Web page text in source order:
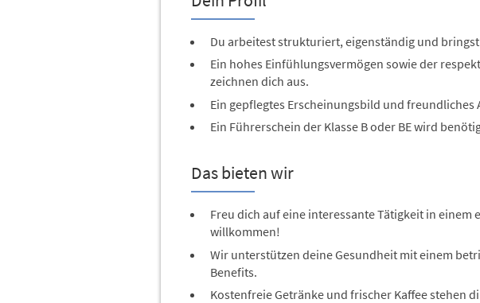
Du arbeitest strukturiert, eigenständig und
Ein hohes Einfühlungsvermögen sowie der
zeichnen dich aus.
Ein gepflegtes Erscheinungsbild und
Ein Führerschein der Klasse B oder BE wird
Das bieten wir
Freu dich auf eine interessante Tätigkeit in
willkommen!
Wir unterstützen deine Gesundheit mit einem
Benefits.
Kostenfreie Getränke und frischer Kaffee stehen